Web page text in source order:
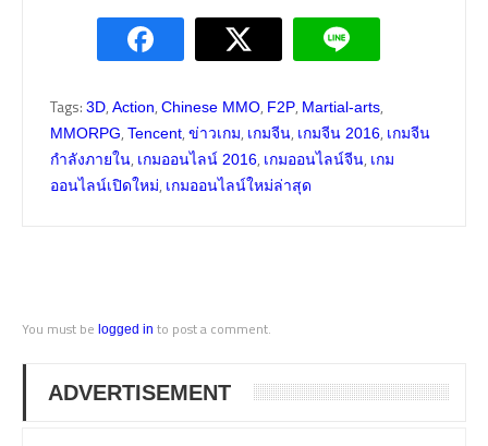
Tags: 3D, Action, Chinese MMO, F2P, Martial-arts,
MMORPG, Tencent, ข่าวเกม, เกมจีน, เกมจีน 2016, เกมจีน
กำลังภายใน, เกมออนไลน์ 2016, เกมออนไลน์จีน, เกม
ออนไลน์เปิดใหม่, เกมออนไลน์ใหม่ล่าสุด
You must be logged in to post a comment.
ADVERTISEMENT